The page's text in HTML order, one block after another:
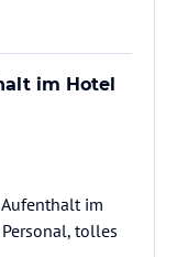
im Hotel
im
tolles